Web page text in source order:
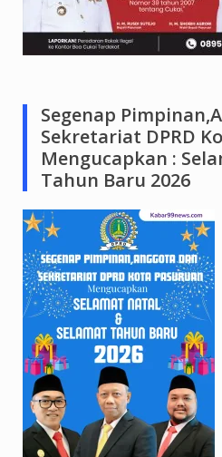
Segenap
Sekretariat DPRD
Mengucapkan :
Tahun Baru 2026